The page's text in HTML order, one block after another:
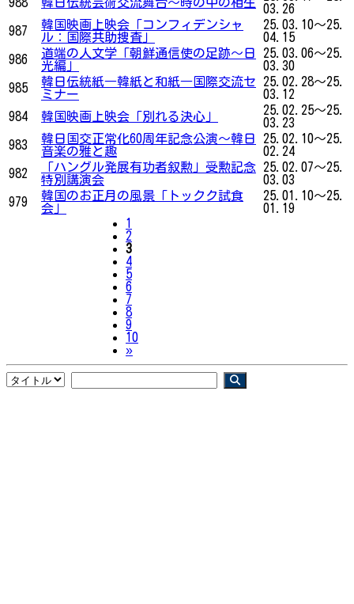
03.26
987
韓国映画上映会「コンフィデンシャ
ル：国際共助捜査」
25.03.10～25.
04.15
986
道端の人文学「朝鮮通信使の足跡～日
光編」
25.03.06～25.
03.30
985
韓日伝統紙―韓紙と和紙―国際交流セ
ミナー
25.02.28～25.
03.12
984
韓国映画上映会「別れる決心」
25.02.25～25.
03.23
983
韓日国交正常化60周年記念公演〜韓日
音楽の雅と趣
25.02.10～25.
02.24
982
「ハングル発展有功者叙勲」受勲記念
特別講演会
25.02.07～25.
03.03
979
韓国のお正月の風景「トックク試食
会」
25.01.10～25.
01.19
1
2
3
4
5
6
7
8
9
10
»Next